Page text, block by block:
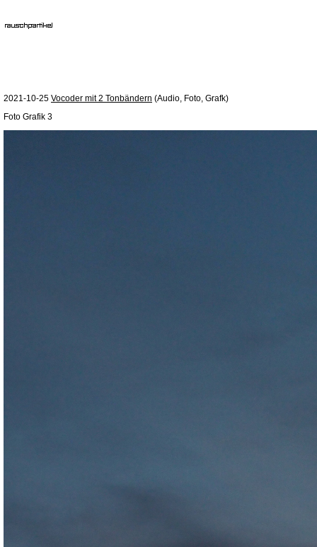
2021-10-25 Vocoder mit 2 Tonbändern (Audio, Foto, Grafk)
Foto Grafik 3